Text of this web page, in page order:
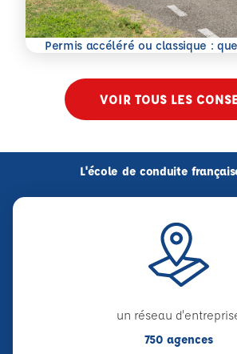
Permis accéléré ou classique :
En savoir plus
VOIR TOUS LES
L'école de conduite
un réseau
750 agences